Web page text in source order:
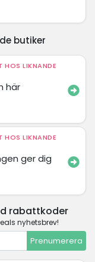
butiker
HOS LIKNANDE
här
HOS LIKNANDE
ger dig
rabattkoder
nyhetsbrev!
Prenumerera